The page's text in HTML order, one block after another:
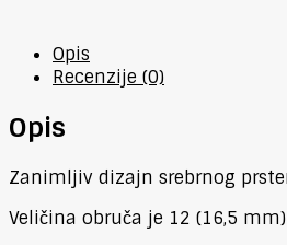
Opis
Recenzije (0)
Opis
Zanimljiv dizajn srebrnog
Veličina obruča je 12 (16,5